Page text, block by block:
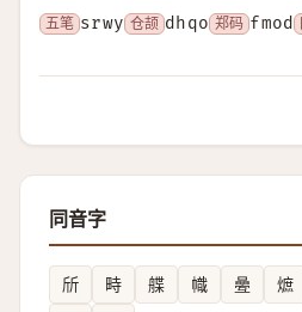
五笔 srwy 仓颉 dhqo 郑码 fmod
同音字
斦 畤 艓 幟 㬪 熫